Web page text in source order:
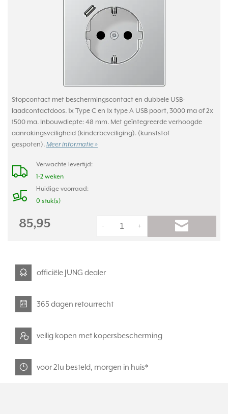
Stopcontact met beschermingscontact en dubbele USB-
laadcontactdoos. 1x Type C en 1x type A USB poort, 3000 ma of 2x
1500 ma. Inbouwdiepte: 48 mm. Met geïntegreerde verhoogde
aanrakingsveiligheid (kinderbeveiliging). (kunststof
gespoten). Meer informatie »
Verwachte levertijd:
1-2 weken
Huidige voorraad:
0 stuk(s)
85,95 +
-
officiële JUNG dealer
365 dagen retourrecht
veilig kopen met kopersbescherming
voor 21u besteld, morgen in huis*